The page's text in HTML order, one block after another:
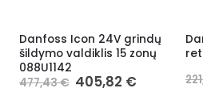
Danfoss Icon 24V grindų
šildymo valdiklis 15 zonų
088U1142
477,43€ 405,82 €